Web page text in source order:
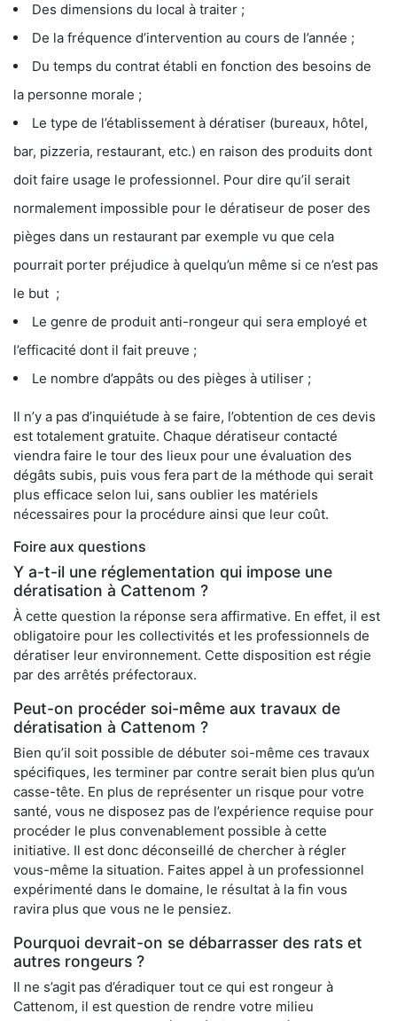
Des dimensions du local à traiter ;
De la fréquence d’intervention au cours de l’année ;
Du temps du contrat établi en fonction des besoins de
la personne morale ;
Le type de l’établissement à dératiser (bureaux, hôtel,
bar, pizzeria, restaurant, etc.) en raison des produits dont
doit faire usage le professionnel. Pour dire qu’il serait
normalement impossible pour le dératiseur de poser des
pièges dans un restaurant par exemple vu que cela
pourrait porter préjudice à quelqu’un même si ce n’est pas
le but ;
Le genre de produit anti-rongeur qui sera employé et
l’efficacité dont il fait preuve ;
Le nombre d’appâts ou des pièges à utiliser ;
Il n’y a pas d’inquiétude à se faire, l’obtention de ces devis
est totalement gratuite. Chaque dératiseur contacté
viendra faire le tour des lieux pour une évaluation des
dégâts subis, puis vous fera part de la méthode qui serait
plus efficace selon lui, sans oublier les matériels
nécessaires pour la procédure ainsi que leur coût.
Foire aux questions
Y a-t-il une réglementation qui impose une
dératisation à Cattenom ?
À cette question la réponse sera affirmative. En effet, il est
obligatoire pour les collectivités et les professionnels de
dératiser leur environnement. Cette disposition est régie
par des arrêtés préfectoraux.
Peut-on procéder soi-même aux travaux de
dératisation à Cattenom ?
Bien qu’il soit possible de débuter soi-même ces travaux
spécifiques, les terminer par contre serait bien plus qu’un
casse-tête. En plus de représenter un risque pour votre
santé, vous ne disposez pas de l’expérience requise pour
procéder le plus convenablement possible à cette
initiative. Il est donc déconseillé de chercher à régler
vous-même la situation. Faites appel à un professionnel
expérimenté dans le domaine, le résultat à la fin vous
ravira plus que vous ne le pensiez.
Pourquoi devrait-on se débarrasser des rats et
autres rongeurs ?
Il ne s’agit pas d’éradiquer tout ce qui est rongeur à
Cattenom, il est question de rendre votre milieu